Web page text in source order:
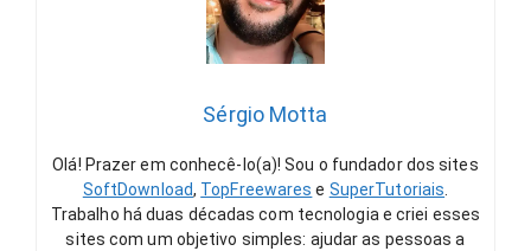
Sérgio Motta
Olá! Prazer em conhecê-lo(a)! Sou o fundador dos sites
SoftDownload, TopFreewares e SuperTutoriais.
Trabalho há duas décadas com tecnologia e criei esses
sites com um objetivo simples: ajudar as pessoas a